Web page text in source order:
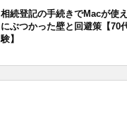
相続登記の手続きでMacが使
にぶつかった壁と回避策【70
験】